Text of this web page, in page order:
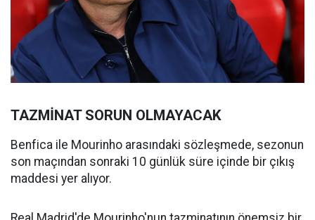
TAZMİNAT SORUN OLMAYACAK
Benfica ile Mourinho arasındaki sözleşmede, sezonun
son maçından sonraki 10 günlük süre içinde bir çıkış
maddesi yer alıyor.